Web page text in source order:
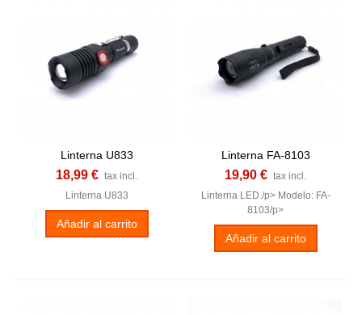
Linterna U833
18,99 € tax incl.
Linterna U833
Añadir al carrito
Linterna FA-8103
19,90 € tax incl.
Linterna LED./p> Modelo: FA-
8103/p>
Añadir al carrito